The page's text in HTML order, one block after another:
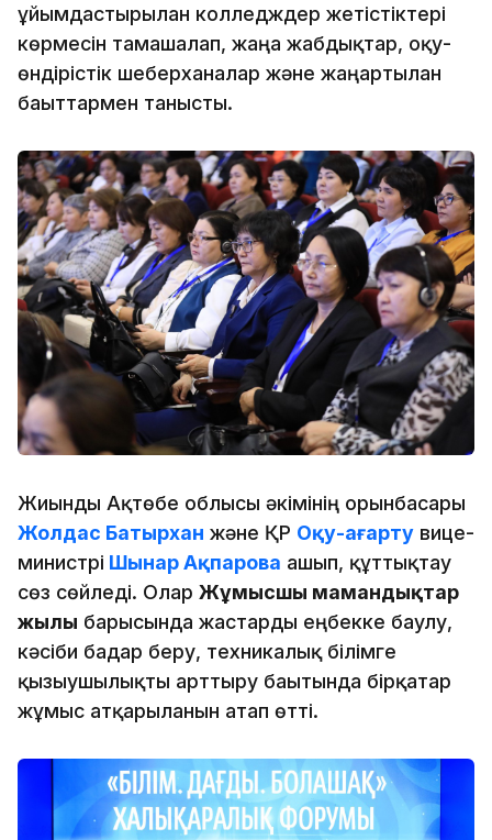
ұйымдастырылған колледждер жетістіктері
көрмесін тамашалап, жаңа жабдықтар, оқу-
өндірістік шеберханалар және жаңартылған
бағыттармен танысты.
Жиынды Ақтөбе облысы әкімінің орынбасары
Жолдас Батырхан және ҚР Оқу-ағарту вице-
министрі Шынар Ақпарова ашып, құттықтау
сөз сөйледі. Олар Жұмысшы мамандықтар
жылы барысында жастарды еңбекке баулу,
кәсіби бағдар беру, техникалық білімге
қызығушылықты арттыру бағытында бірқатар
жұмыс атқарылғанын атап өтті.